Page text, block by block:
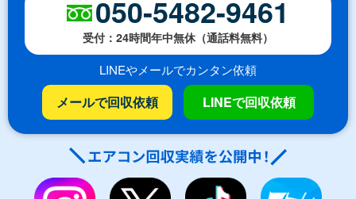
050-5482-9461
受付：24時間年中無休（通話料無料）
LINEやメールでカンタン依頼
メールで回収依頼 LINEで回収依頼